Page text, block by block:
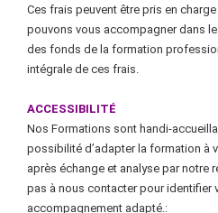
Ces frais peuvent être pris en charge
pouvons vous accompagner dans
des fonds de la formation
intégrale de ces frais.
ACCESSIBILITÉ
Nos Formations sont handi-
possibilité d’adapter la formation à
après échange et analyse par notre
pas à nous contacter pour identifier
accompagnement adapté.: